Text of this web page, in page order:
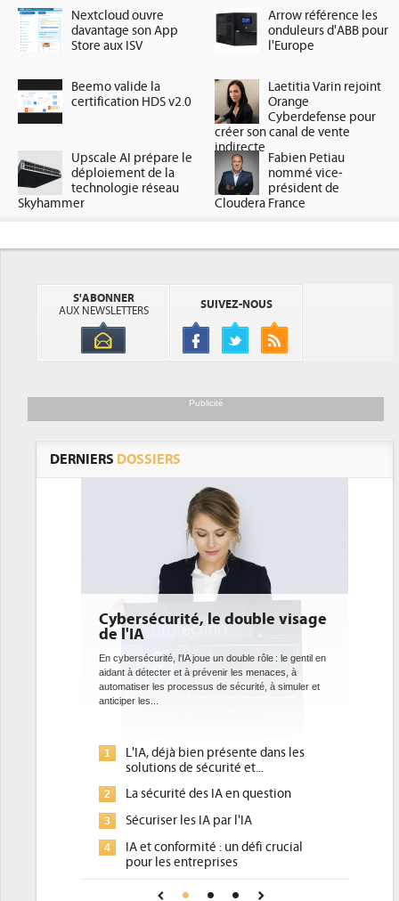
Nextcloud ouvre
davantage son App
Store aux ISV
Arrow référence les
onduleurs d'ABB pour
l'Europe
Beemo valide la
certification HDS v2.0
Laetitia Varin rejoint
Orange
Cyberdefense pour
créer son canal de vente
indirecte
Upscale AI prépare le
déploiement de la
technologie réseau
Skyhammer
Fabien Petiau
nommé vice-
président de
Cloudera France
S'ABONNER
AUX NEWSLETTERS
SUIVEZ-NOUS
Publicité
DERNIERS DOSSIERS
le double visage
l'IA joue un double rôle : le gentil en
à détecter et à prévenir les menaces, à
les processus de sécurité, à simuler et
L'IA, déjà bien présente dans les
solutions de sécurité et...
La sécurité des IA en question
Sécuriser les IA par l'IA
IA et conformité : un défi crucial
Une IA de confiance pour une IA
DEE: l'efficacité
bientôt une
datacenters
Des datacenters plus durables et
ce que recherchent les pouvoirs
1
Qu'est-ce que la DEE
2
DEE, une pression
place pour répondre
Phocea DC dans les